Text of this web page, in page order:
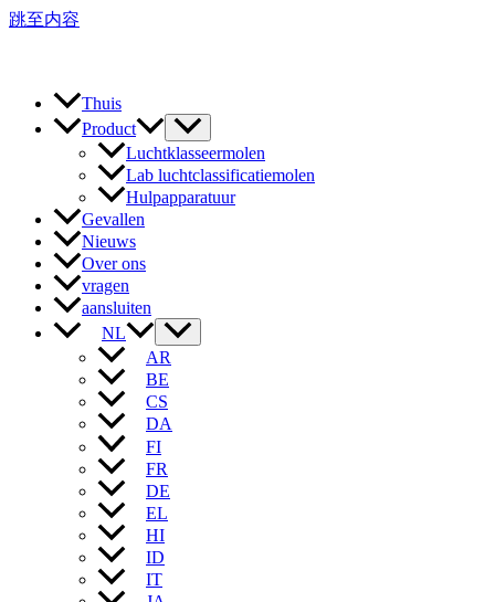
跳至内容
Thuis
Product
Luchtklasseermolen
Lab luchtclassificatiemolen
Hulpapparatuur
Gevallen
Nieuws
Over ons
vragen
aansluiten
NL
AR
BE
CS
DA
FI
FR
DE
EL
HI
ID
IT